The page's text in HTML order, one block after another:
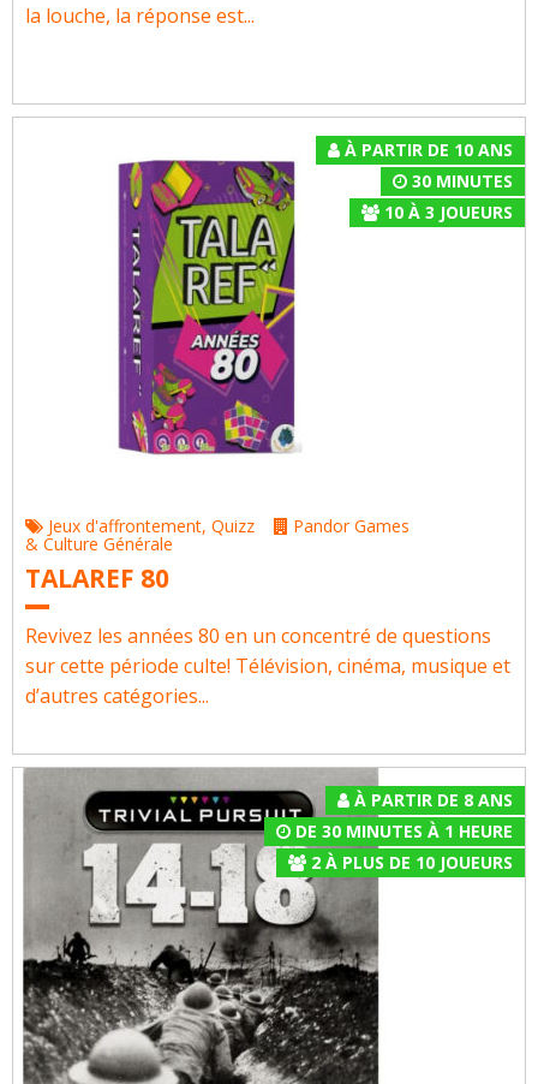
la louche, la réponse est...
À PARTIR DE 10 ANS
30 MINUTES
10À 3 JOUEURS
Jeux d'affrontement,Quizz
& Culture Générale
Pandor Games
TALAREF 80
Revivez les années 80 en un concentré de questions
sur cette période culte! Télévision, cinéma, musique et
d’autres catégories...
À PARTIR DE 8 ANS
DE 30 MINUTES À 1 HEURE
2À PLUS DE 10JOUEURS